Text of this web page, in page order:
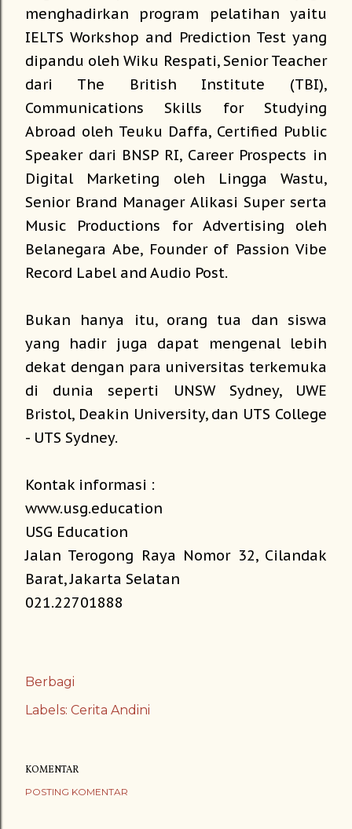
menghadirkan program pelatihan yaitu
IELTS Workshop and Prediction Test yang
dipandu oleh Wiku Respati, Senior Teacher
dari The British Institute (TBI),
Communications Skills for Studying
Abroad oleh Teuku Daffa, Certified Public
Speaker dari BNSP RI, Career Prospects in
Digital Marketing oleh Lingga Wastu,
Senior Brand Manager Alikasi Super serta
Music Productions for Advertising oleh
Belanegara Abe, Founder of Passion Vibe
Record Label and Audio Post.
Bukan hanya itu, orang tua dan siswa
yang hadir juga dapat mengenal lebih
dekat dengan para universitas terkemuka
di dunia seperti UNSW Sydney, UWE
Bristol, Deakin University, dan UTS College
- UTS Sydney.
Kontak informasi :
www.usg.education
USG Education
Jalan Terogong Raya Nomor 32, Cilandak
Barat, Jakarta Selatan
021.22701888
Berbagi
Labels: Cerita Andini
KOMENTAR
POSTING KOMENTAR